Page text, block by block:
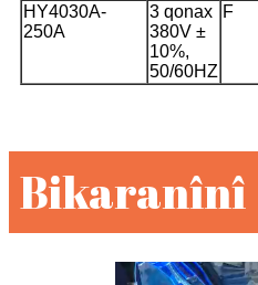
HY4030A-
250A
3 qonax
380V ±
10%,
50/60HZ
F
Bikaranînî